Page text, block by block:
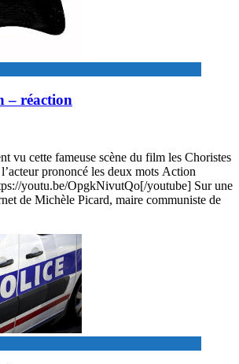
– réaction
vu cette fameuse scène du film les Choristes
prononcé les deux mots Action
youtu.be/OpgkNivutQo[/youtube] Sur une
de Michèle Picard, maire communiste de